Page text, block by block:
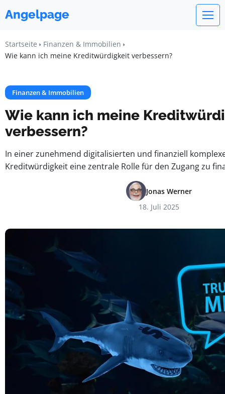
Angelpage
Startseite
Finanzen & Immobilien
Wie kann ich meine Kreditwürdigkeit verbessern?
Finanzen & Immobilien
Wie kann ich meine
verbessern?
In einer zunehmend digitalisierten und finanziell
Kreditwürdigkeit eine zentrale Rolle für den Zugang zu
Jonas Werner
18. Juli 2025